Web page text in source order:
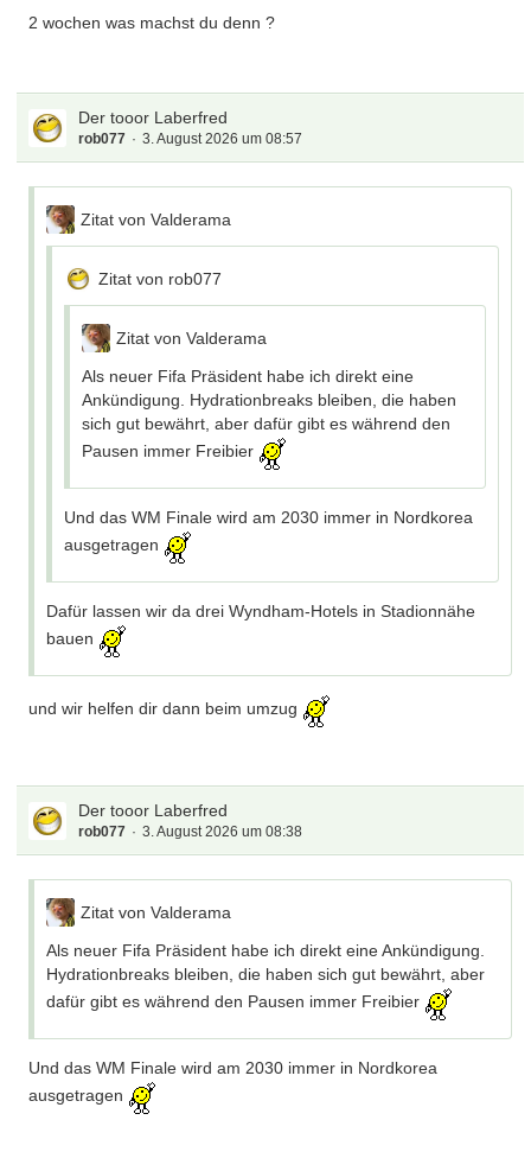
2 wochen was machst du denn ?
Der tooor Laberfred
rob077 3. August 2026 um 08:57
Zitat von Valderama
Zitat von rob077
Zitat von Valderama
Als neuer Fifa Präsident habe ich direkt eine
Ankündigung. Hydrationbreaks bleiben, die haben
sich gut bewährt, aber dafür gibt es während den
Pausen immer Freibier
Und das WM Finale wird am 2030 immer in Nordkorea
ausgetragen
Dafür lassen wir da drei Wyndham-Hotels in Stadionnähe
bauen
und wir helfen dir dann beim umzug
Der tooor Laberfred
rob077 3. August 2026 um 08:38
Zitat von Valderama
Als neuer Fifa Präsident habe ich direkt eine Ankündigung.
Hydrationbreaks bleiben, die haben sich gut bewährt, aber
dafür gibt es während den Pausen immer Freibier
Und das WM Finale wird am 2030 immer in Nordkorea
ausgetragen